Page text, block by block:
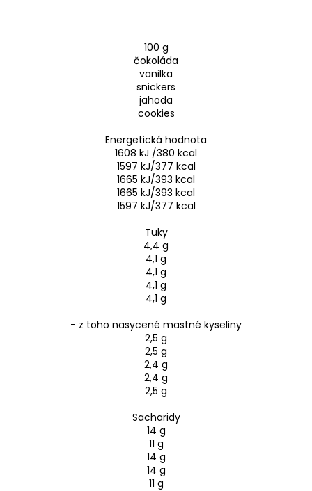
100 g
čokoláda
vanilka
snickers
jahoda
cookies
Energetická hodnota
1608 kJ /380 kcal
1597 kJ/377 kcal
1665 kJ/393 kcal
1665 kJ/393 kcal
1597 kJ/377 kcal
Tuky
4,4 g
4,1 g
4,1 g
4,1 g
4,1 g
- z toho nasycené mastné kyseliny
2,5 g
2,5 g
2,4 g
2,4 g
2,5 g
Sacharidy
14 g
11 g
14 g
14 g
11 g